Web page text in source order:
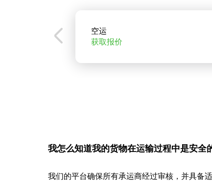
空运
获取报价
我怎么知道我的货物在运输过程中是安全
我们的平台确保所有承运商经过审核，并具备